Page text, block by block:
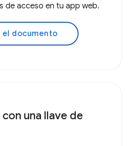
de acceso en tu app web.
el documento
una llave de